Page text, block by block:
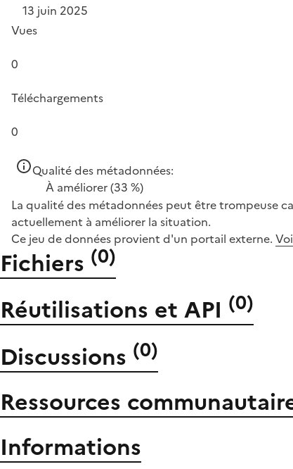
13 juin 2025
Vues
0
Téléchargements
0
Qualité des métadonnées:
À améliorer(33 %)
La qualité des métadonnées peut être trompeuse
actuellement à améliorer la situation.
Ce jeu de données provient d'un portail externe.
Fichiers (0)
Réutilisations et API (0)
Discussions (0)
Ressources
Informations